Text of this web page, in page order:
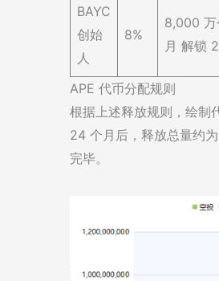
BAYC
创始
人
8%
8,000 万
月 解锁
APE 代币分配规则
根据上述释放规则，绘制
24 个月后，释放总量约
完毕。